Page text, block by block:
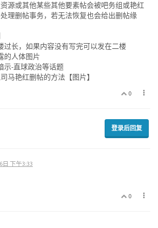
源或其他某些其他要素帖会被吧务组或艳红
理删帖事务，若无法恢复也会给出删帖缘
过长，如果内容没有写完可以发在二楼
的人体图片
示-直球政治等话题
马艳红删帖的方法【图片】
0
登录后回复
日 下午3:33
0